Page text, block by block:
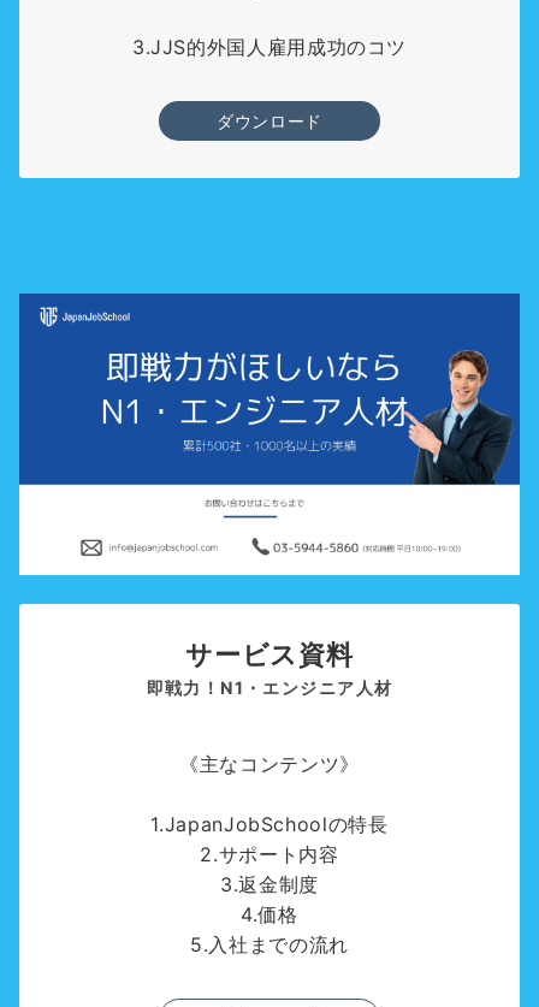
3.JJS的外国人雇用成功のコツ
ダウンロード
サービス資料
即戦力！N1・エンジニア人材
《主なコンテンツ》
1.JapanJobSchoolの特長
2.サポート内容
3.返金制度
4.価格
5.入社までの流れ